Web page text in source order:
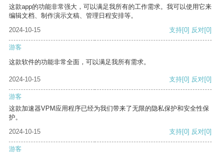
这款app的功能非常强大，可以满足我所有的工作需求。我可以使用它来
编辑文档、制作演示文稿、管理日程安排等。
2024-10-15
支持[0] 反对[0]
游客
这款软件的功能非常全面，可以满足我所有需求。
2024-10-15 支持[0] 反对[0]
游客
这款加速器VPM应用程序已经为我们带来了无限的隐私保护和安全性保
护。
2024-10-15
支持[0] 反对[0]
游客